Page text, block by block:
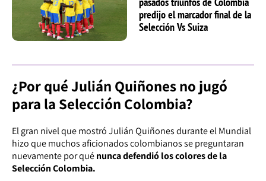
predijo el marcador final de la
Selección Vs Suiza
¿Por qué Julián Quiñones no jugó
para la Selección Colombia?
El gran nivel que mostró Julián Quiñones durante el Mundial
hizo que muchos aficionados colombianos se preguntaran
nuevamente por quénunca defendió los colores de la
Selección Colombia.